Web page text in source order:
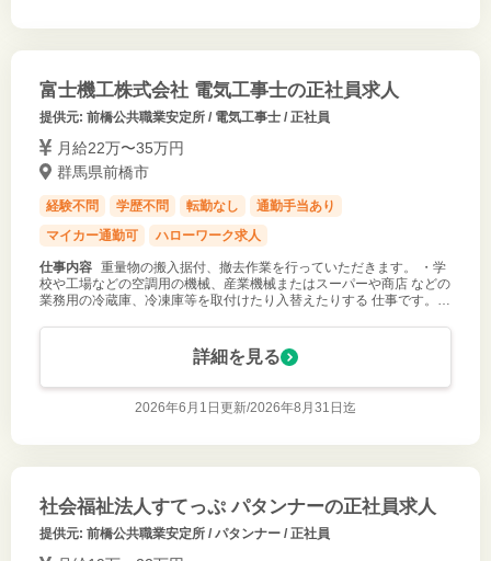
富士機工株式会社 電気工事士の正社員求人
提供元: 前橋公共職業安定所 / 電気工事士 / 正社員
月給22万〜35万円
群馬県前橋市
経験不問 学歴不問 転勤なし
通勤手当あり
マイカー通勤可
ハローワーク求人
仕事内容 重量物の搬入据付、撤去作業を行っていただきます。 ・学
校や工場などの空調用の機械、産業機械またはスーパーや商店 などの
業務用の冷蔵庫、冷凍庫等を取付けたり入替えたりする 仕事です。
０人体制にて作
詳細を見る
2026年6月1日更新/2026年8月31日迄
社会福祉法人すてっぷ パタンナーの正社員求人
提供元: 前橋公共職業安定所 / パタンナー / 正社員